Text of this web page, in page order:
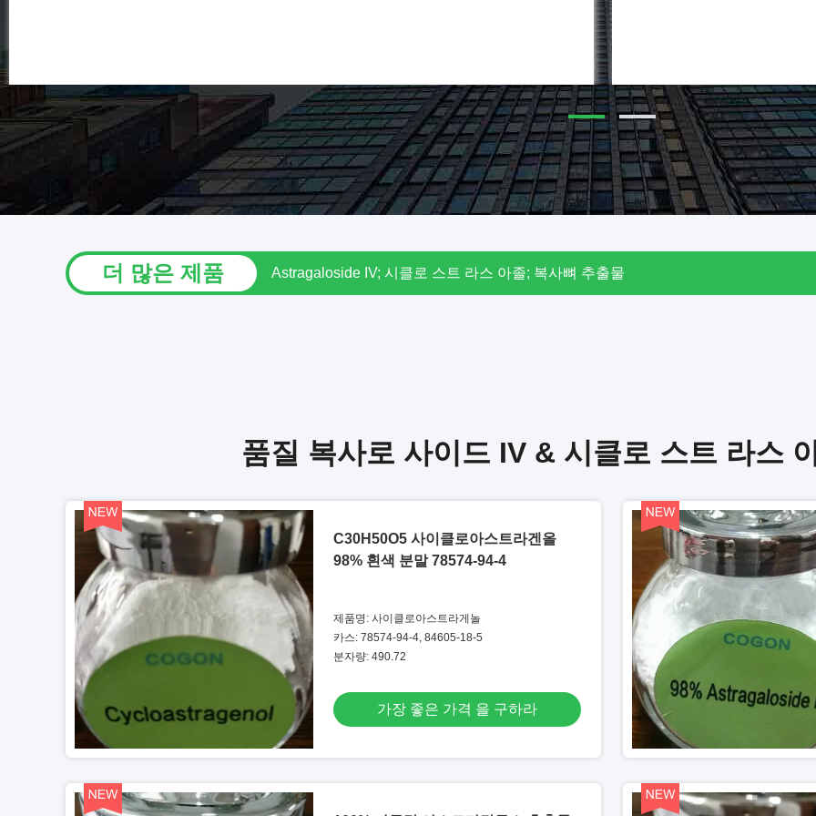
더 많은 제품 HPLC-ELSD 시험 복사뼈 추출물 분말 10% Astragaloside IV 1.6%시클로 스트 라스
품질 복사로 사이드 IV & 시클로 스트 라스
C30H50O5 사이클로아스트라겐올
98% 흰색 분말 78574-94-4
제품명: 사이클로아스트라게놀
카스: 78574-94-4, 84605-18-5
분자량: 490.72
가장 좋은 가격 을 구하라